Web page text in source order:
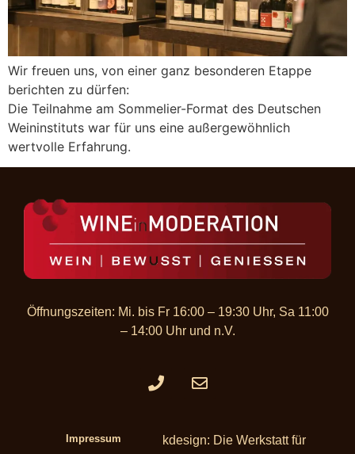
Wir freuen uns, von einer ganz besonderen Etappe
berichten zu dürfen:
Die Teilnahme am Sommelier-Format des Deutschen
Weininstituts war für uns eine außergewöhnlich
wertvolle Erfahrung.
Öffnungszeiten: Mi. bis Fr 16:00 – 19:30 Uhr, Sa 11:00
– 14:00 Uhr und n.V.​
Impressum
Webseite & Grafikdesign: Die Werkstatt für